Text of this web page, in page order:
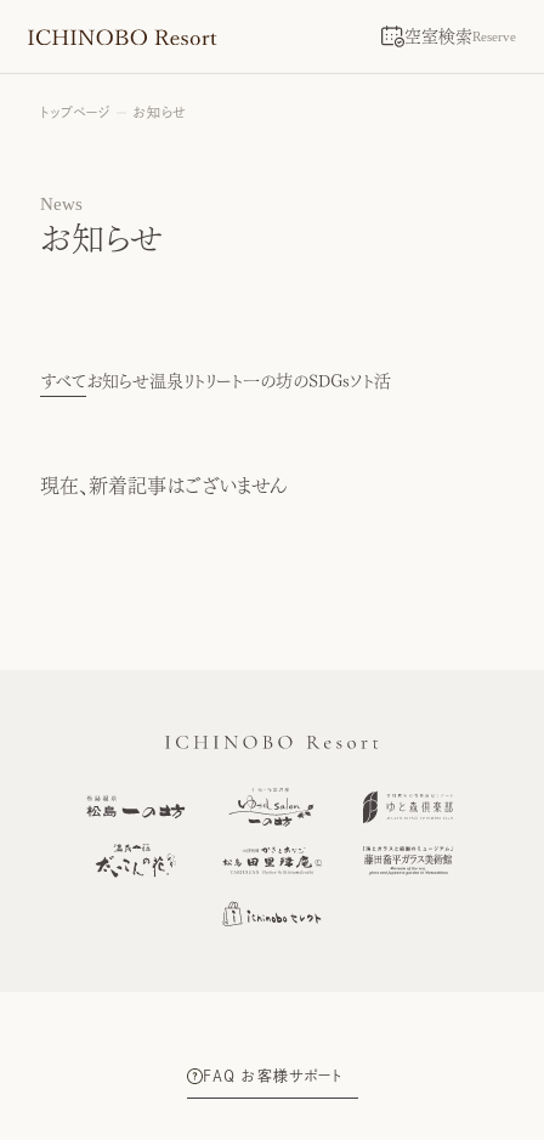
空室検索Reserve
トップページ お知らせ
News
お知らせ
すべてお知らせ温泉リトリート一の坊のSDGsソト活
現在、新着記事はございません
FAQ お客様サポート